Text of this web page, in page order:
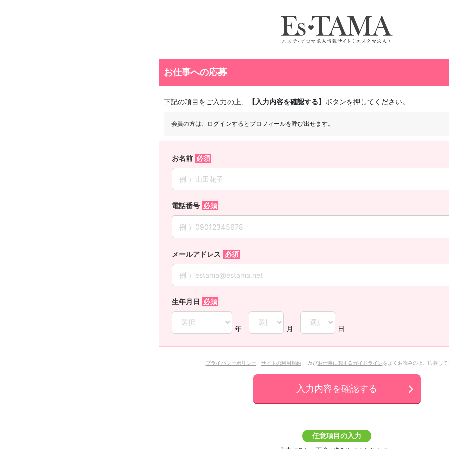
お仕事への応募
下記の項目をご入力の上、 【入力内容を確認する】 ボタンを押してください。
会員の方は、ログインするとプロフィールを呼び出せます。
お名前
電話番号
メールアドレス
生年月日
年 月 日
プライバシーポリシー サイトの利用規約、 及びお仕事に関するガイドラインをよくお読みの上、応募し
入力内容を確認する
任意項目の入力